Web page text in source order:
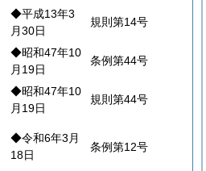
◆平成13年3
月30日
規則第14号
◆昭和47年10
月19日
条例第44号
◆昭和47年10
月19日
規則第44号
◆令和6年3月
18日
条例第12号